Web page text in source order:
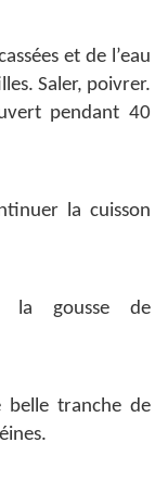
et de l’eau
Saler, poivrer.
pendant 40
la cuisson
la gousse de
belle tranche de